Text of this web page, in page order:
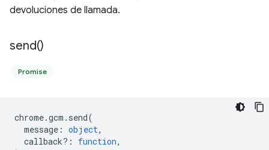
devoluciones de llamada.
send()
Promise
chrome.gcm . send(
message : object,
callback? : function,